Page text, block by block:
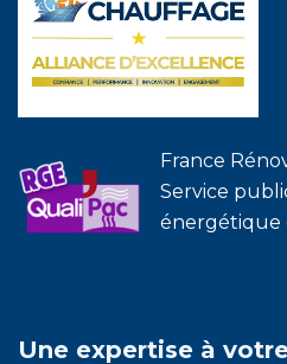
France
Service
énergétique
Une expertise à